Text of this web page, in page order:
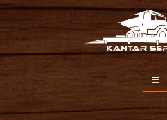
İçeriğe
Kantar Servisi